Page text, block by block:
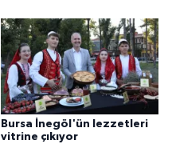
Bursa İnegöl'ün lezzetleri
vitrine çıkıyor